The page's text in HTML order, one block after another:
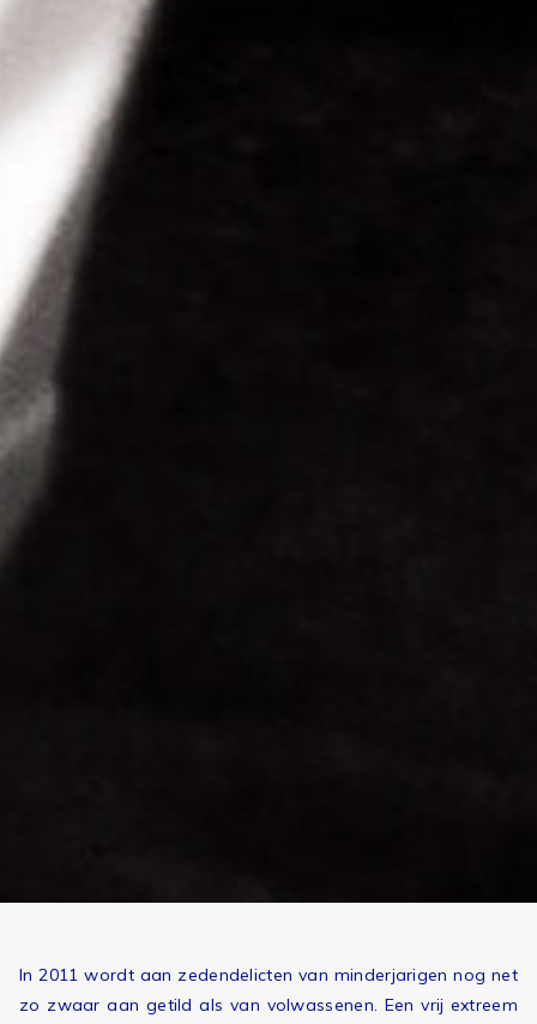
In 2011 wordt aan zedendelicten van minderjarigen nog net
zo zwaar aan getild als van volwassenen. Een vrij extreem